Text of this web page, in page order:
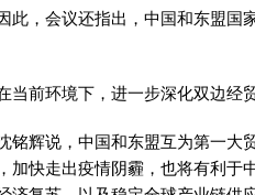
此，会议还指出，中国和东盟国
当前环境下，进一步深化双边经
铭辉说，中国和东盟互为第一大
加快走出疫情阴霾，也将有利于